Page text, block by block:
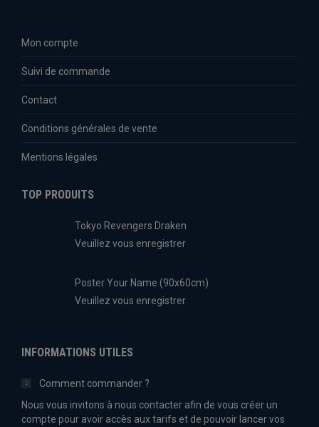
Mon compte
Suivi de commande
Contact
Conditions générales de vente
Mentions légales
TOP PRODUITS
Tokyo Revengers Draken
Veuillez vous enregistrer
Poster Your Name (90x60cm)
Veuillez vous enregistrer
INFORMATIONS UTILES
Comment commander ?
Nous vous invitons à nous contacter afin de vous créer un
compte pour avoir accès aux tarifs et de pouvoir lancer vos